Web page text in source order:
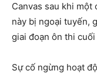
Canvas sau khi một
này bị ngoại tuyến,
giai đoạn ôn thi cuối
Sự cố ngừng hoạt